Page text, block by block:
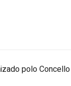
polo